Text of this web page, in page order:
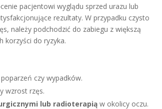
pacjentowi wyglądu sprzed urazu lub
rezultaty. W przypadku czysto
należy podchodzić do zabiegu z większą
korzyści do ryzyka.
czy wypadków.
wzrost rzęs.
lub radioterapią w okolicy oczu.